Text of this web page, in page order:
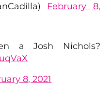
February 8,
a Josh Nichols?
8, 2021